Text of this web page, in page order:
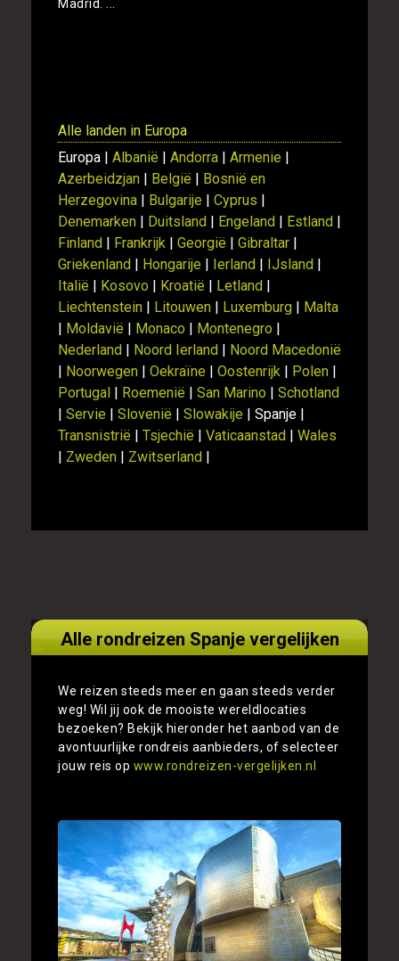
Madrid. ...
Alle landen in Europa
Europa | Albanië | Andorra | Armenie |
Azerbeidzjan | België | Bosnië en
Herzegovina | Bulgarije | Cyprus |
Denemarken | Duitsland | Engeland | Estland |
Finland | Frankrijk | Georgië | Gibraltar |
Griekenland | Hongarije | Ierland | IJsland |
Italië | Kosovo | Kroatië | Letland |
Liechtenstein | Litouwen | Luxemburg | Malta
| Moldavië | Monaco | Montenegro |
Nederland | Noord Ierland | Noord Macedonië
| Noorwegen | Oekraïne | Oostenrijk | Polen |
Portugal | Roemenië | San Marino | Schotland
| Servie | Slovenië | Slowakije | Spanje |
Transnistrië | Tsjechië | Vaticaanstad | Wales
| Zweden | Zwitserland |
Alle rondreizen Spanje vergelijken
We reizen steeds meer en gaan steeds verder
weg! Wil jij ook de mooiste wereldlocaties
bezoeken? Bekijk hieronder het aanbod van de
avontuurlijke rondreis aanbieders, of selecteer
jouw reis op www.rondreizen-vergelijken.nl